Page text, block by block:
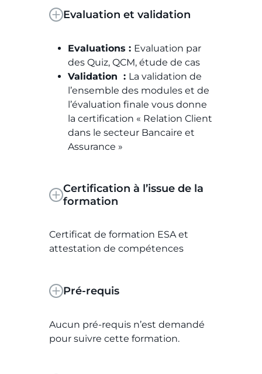
Evaluation et validation
Evaluations : Evaluation par
des Quiz, QCM, étude de cas
Validation : La validation de
l’ensemble des modules et de
l’évaluation finale vous donne
la certification « Relation Client
dans le secteur Bancaire et
Assurance »
Certification à l’issue de la
formation
Certificat de formation ESA et
attestation de compétences
Pré-requis
Aucun pré-requis n’est demandé
pour suivre cette formation.